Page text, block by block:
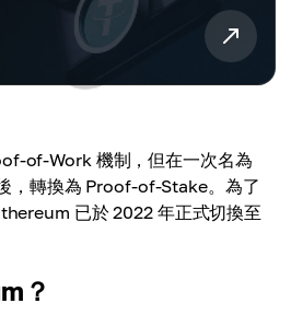
of-Work 機制，但在一次名為
，轉換為 Proof-of-Stake。為了
已於 2022 年正式切換至
？